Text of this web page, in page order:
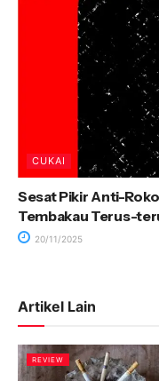
CUKAI
Sesat Pikir Anti-
Tembakau Terus-
20/11/2025
Artikel Lain
REVIEW